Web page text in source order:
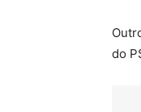
do